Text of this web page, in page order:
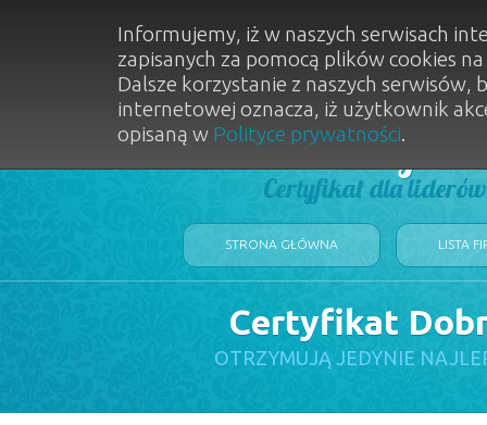
Dobry
Certyfikat dla
STRONA GŁÓWNA LISTA
Certyfikat
OTRZYMUJĄ JEDYNIE
Informujemy, iż w naszych serwisach
zapisanych za pomocą plików cookies
Dalsze korzystanie z naszych
internetowej oznacza, iż użytkownik
opisaną w Polityce prywatności.